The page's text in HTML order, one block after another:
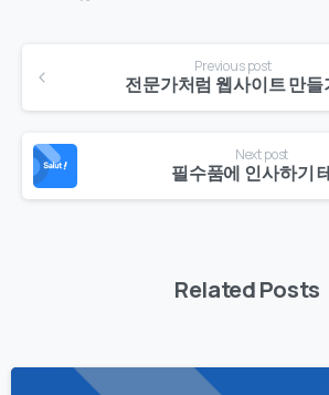
Reading
Previous post
전문가처럼 웹사이트 만들
Next post
필수품에 인사하기
Related Posts